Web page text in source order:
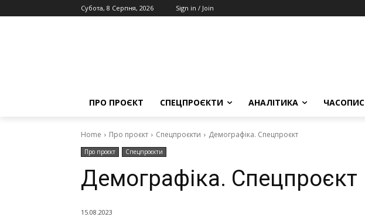
Субота, 8 Серпня, 2026 Sign in / Join
ПРО ПРОЄКТ СПЕЦПРОЄКТИ АНАЛІТИКА ЧАСОПИС
Home Про проєкт Спецпроєкти Демографіка. Спецпроєкт
Про проєкт Спецпроєкти
Демографіка. Спецпроєкт
15.08.2023